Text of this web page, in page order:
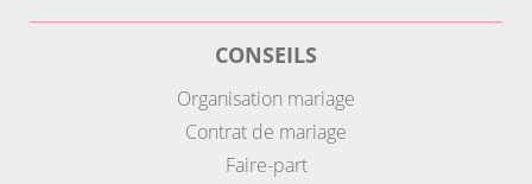
CONSEILS
Organisation mariage
Contrat de mariage
Faire-part